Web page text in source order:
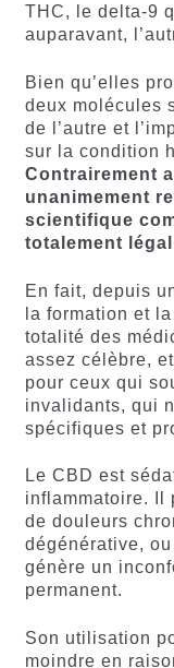
THC, le delta-9
auparavant,
Bien qu’elles
deux molécules
de l’autre et
sur la condition
Contrairement
unanimement
scientifique
totalement légal
En fait, depuis
la formation et
totalité des
assez célèbre,
pour ceux qui
invalidants, qui
spécifiques et
Le CBD est
inflammatoire. Il
de douleurs
dégénérative,
génère un
permanent.
Son utilisation
moindre en